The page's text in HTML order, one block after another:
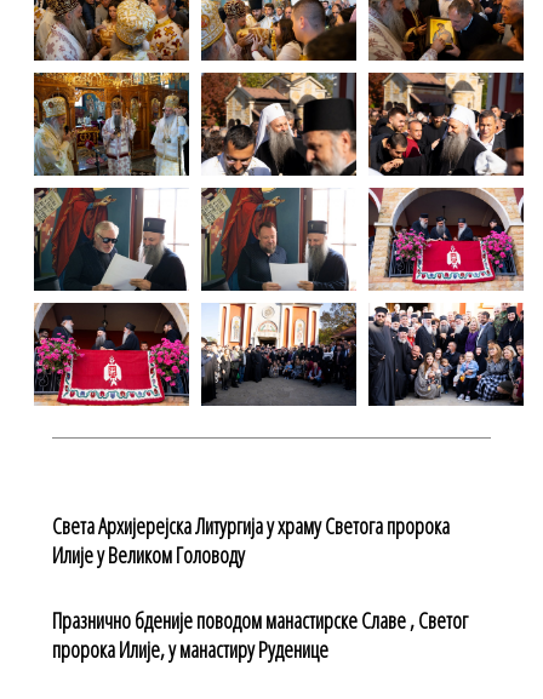
Света Архијерејска Литургија у храму Светога пророка
Илије у Великом Головоду
Празнично бденије поводом манастирске Славе , Светог
пророка Илије, у манастиру Руденице